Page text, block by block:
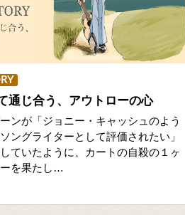
通じ合う、アウトローの心
ンが「ジョニー・キャッシュのよう
ングライターとして評価されたい」
ていたように、カートの自殺の１ヶ
を果たし…